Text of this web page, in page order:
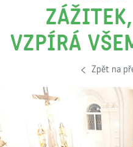
VZPÍRÁ
Zpět na